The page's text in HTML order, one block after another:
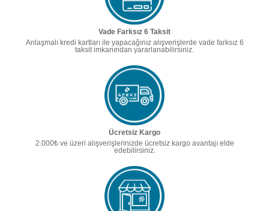
Vade Farksız 6 Taksit
Anlaşmalı kredi kartları ile yapacağınız alışverişlerde vade farksız 6
taksit imkanından yararlanabilirsiniz.
Ücretsiz Kargo
2.000₺ ve üzeri alışverişlerinizde ücretsiz kargo avantajı elde
edebilirsiniz.